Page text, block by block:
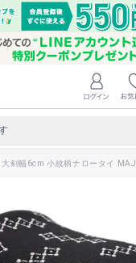
大剣幅6cm 小紋柄ナロータイ MAJI